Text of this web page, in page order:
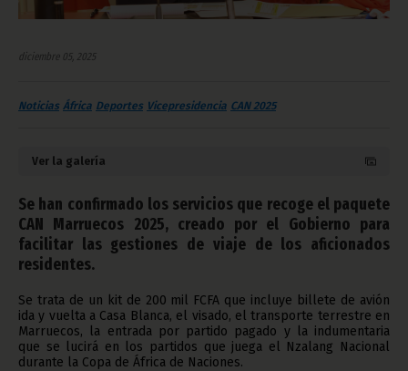
diciembre 05, 2025
Noticias África Deportes Vicepresidencia CAN 2025
Ver la galería
Se han confirmado los servicios que recoge el paquete
CAN Marruecos 2025, creado por el Gobierno para
facilitar las gestiones de viaje de los aficionados
residentes.
Se trata de un kit de 200 mil FCFA que incluye billete de avión
ida y vuelta a Casa Blanca, el visado, el transporte terrestre en
Marruecos, la entrada por partido pagado y la indumentaria
que se lucirá en los partidos que juega el Nzalang Nacional
durante la Copa de África de Naciones.